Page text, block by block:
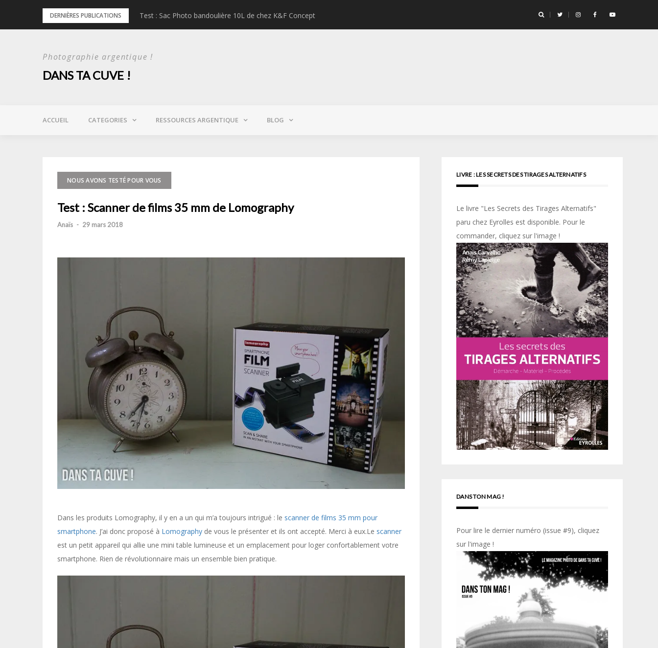
DERNIÈRES PUBLICATIONS Test : Sac Photo bandoulière 10L de chez K&F Concept
Photographie argentique !
DANS TA CUVE !
ACCUEIL CATEGORIES RESSOURCES ARGENTIQUE BLOG
NOUS AVONS TESTÉ POUR VOUS
Test : Scanner de films 35 mm de Lomography
Anaïs - 29 mars 2018
Dans les produits Lomography, il y en a un qui m’a toujours intrigué : le scanner de films 35 mm pour
smartphone. J’ai donc proposé à Lomography de vous le présenter et ils ont accepté. Merci à eux.Le scanner
est un petit appareil qui allie une mini table lumineuse et un emplacement pour loger confortablement votre
smartphone. Rien de révolutionnaire mais un ensemble bien pratique.
LIVRE : LES SECRETS DES TIRAGES ALTERNATIFS
Le livre "Les Secrets des Tirages Alternatifs"
paru chez Eyrolles est disponible. Pour le
commander, cliquez sur l'image !
DANS TON MAG !
Pour lire le dernier numéro (issue #9), cliquez
sur l'image !